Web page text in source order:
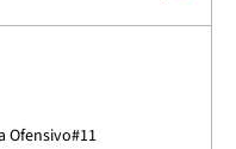
Ofensivo#11